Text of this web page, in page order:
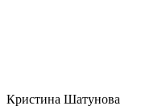
Кристина Шатунова